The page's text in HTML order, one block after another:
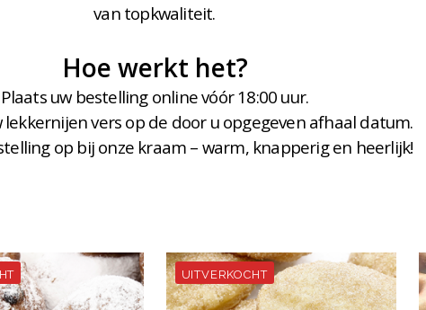
van topkwaliteit.
Hoe werkt het?
Plaats uw bestelling online vóór 18:00 uur.
lekkernijen vers op de door u opgegeven afhaal datum.
op bij onze kraam – warm, knapperig en heerlijk!